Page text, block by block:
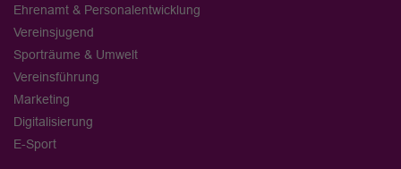
Ehrenamt & Personalentwicklung
Vereinsjugend
Sporträume & Umwelt
Vereinsführung
Marketing
Digitalisierung
E-Sport